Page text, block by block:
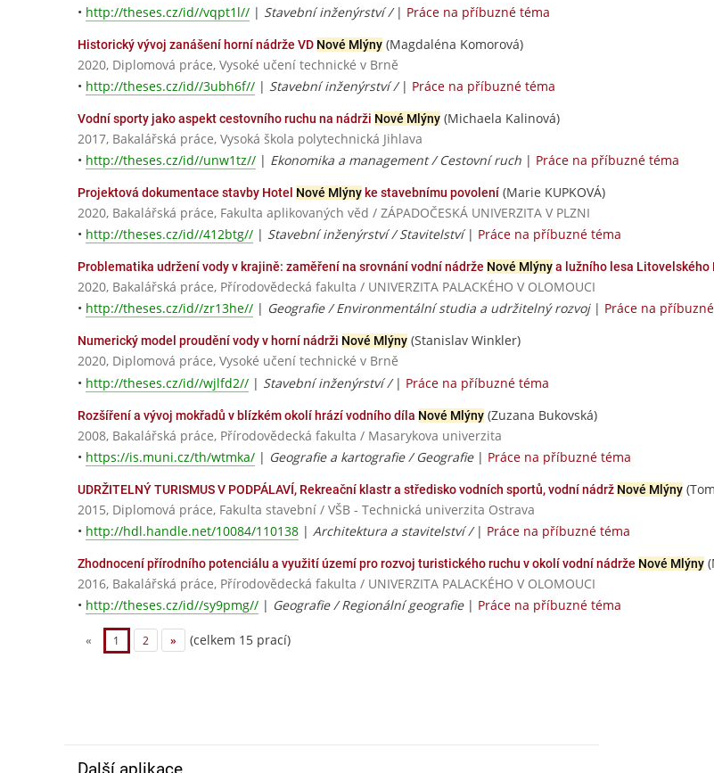
• http://theses.cz/id//vqpt1l// | Stavební inženýrství / | Práce na příbuzné téma
Historický vývoj zanášení horní nádrže VD Nové Mlýny (Magdaléna Komorová)
2020, Diplomová práce, Vysoké učení technické v Brně
• http://theses.cz/id//3ubh6f// | Stavební inženýrství / | Práce na příbuzné téma
Vodní sporty jako aspekt cestovního ruchu na nádrži Nové Mlýny (Michaela Kalinová)
2017, Bakalářská práce, Vysoká škola polytechnická Jihlava
• http://theses.cz/id//unw1tz// | Ekonomika a management / Cestovní ruch | Práce na příbuzné téma
Projektová dokumentace stavby Hotel Nové Mlýny ke stavebnímu povolení (Marie KUPKOVÁ)
2020, Bakalářská práce, Fakulta aplikovaných věd / ZÁPADOČESKÁ UNIVERZITA V PLZNI
• http://theses.cz/id//412btg// | Stavební inženýrství / Stavitelství| Práce na příbuzné téma
Problematika udržení vody v krajině: zaměření na srovnání vodní nádrže Nové Mlýnya lužního lesa Litovelského
2020, Bakalářská práce, Přírodovědecká fakulta / UNIVERZITA PALACKÉHO V OLOMOUCI
• http://theses.cz/id//zr13he// | Geografie / Environmentální studia a udržitelný rozvoj| Práce na
Numerický model proudění vody v horní nádrži Nové Mlýny (Stanislav Winkler)
2020, Diplomová práce, Vysoké učení technické v Brně
• http://theses.cz/id//wjlfd2// | Stavební inženýrství / | Práce na příbuzné téma
Rozšíření a vývoj mokřadů v blízkém okolí hrází vodního díla Nové Mlýny (Zuzana Bukovská)
2008, Bakalářská práce, Přírodovědecká fakulta / Masarykova univerzita
• https://is.muni.cz/th/wtmka/ | Geografie a kartografie / Geografie| Práce na příbuzné téma
UDRŽITELNÝ TURISMUS V PODPÁLAVÍ, Rekreační klastr a středisko vodních sportů, vodní nádrž Nové Mlýny
2015, Diplomová práce, Fakulta stavební / VŠB - Technická univerzita Ostrava
• http://hdl.handle.net/10084/110138 | Architektura a stavitelství / | Práce na příbuzné téma
Zhodnocení přírodního potenciálu a využití území pro rozvoj turistického ruchu v okolí vodní nádrže Nové Mlýny
2016, Bakalářská práce, Přírodovědecká fakulta / UNIVERZITA PALACKÉHO V OLOMOUCI
• http://theses.cz/id//sy9pmg// | Geografie / Regionální geografie| Práce na příbuzné téma
« 1 2 » (celkem 15 prací)